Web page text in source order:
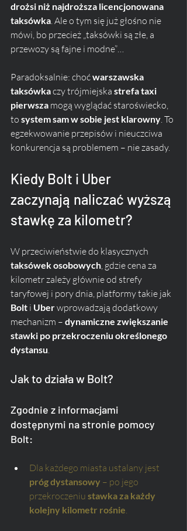
drożsi niż najdroższa licencjonowana
taksówka. Ale o tym się już głośno nie
mówi, bo przecież „taksówki są złe, a
przewozy są fajne i modne”…
Paradoksalnie: choć warszawska
taksówka czy trójmiejska strefa taxi
pierwsza mogą wyglądać staroświecko,
to system sam w sobie jest klarowny. To
egzekwowanie przepisów i nieuczciwa
konkurencja są problemem – nie zasady.
Kiedy Bolt i Uber
zaczynają naliczać wyższą
stawkę za kilometr?
W przeciwieństwie do klasycznych
taksówek osobowych, gdzie cena za
kilometr zależy głównie od strefy
taryfowej i pory dnia, platformy takie jak
Bolt i Uber wprowadzają dodatkowy
mechanizm – dynamiczne zwiększanie
stawki po przekroczeniu określonego
dystansu.
Jak to działa w Bolt?
Zgodnie z informacjami
dostępnymi na stronie pomocy
Bolt:
Dla każdego miasta ustalany jest
próg dystansowy – po jego
przekroczeniu stawka za każdy
kolejny kilometr rośnie.